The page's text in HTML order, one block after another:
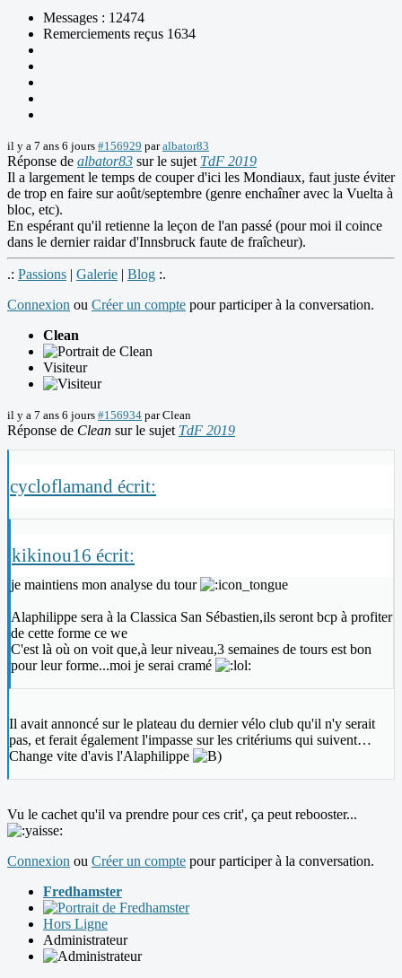
Messages : 12474
Remerciements reçus 1634
il y a 7 ans 6 jours #156929 paralbator83
Réponse de albator83 sur le sujet TdF 2019
Il a largement le temps de couper d'ici les Mondiaux, faut juste éviter
de trop en faire sur août/septembre (genre enchaîner avec la Vuelta à
bloc, etc).
En espérant qu'il retienne la leçon de l'an passé (pour moi il coince
dans le dernier raidar d'Innsbruck faute de fraîcheur).
.: Passions | Galerie | Blog :.
Connexion ou Créer un compte pour participer à la conversation.
Clean
Visiteur
il y a 7 ans 6 jours #156934 parClean
Réponse de Clean sur le sujet TdF 2019
cycloflamand écrit:
kikinou16 écrit:
je maintiens mon analyse du tour
Alaphilippe sera à la Classica San Sébastien,ils seront bcp à profiter
de cette forme ce we
C'est là où on voit que,à leur niveau,3 semaines de tours est bon
pour leur forme...moi je serai cramé
Il avait annoncé sur le plateau du dernier vélo club qu'il n'y serait
pas, et ferait également l'impasse sur les critériums qui suivent…
Change vite d'avis l'Alaphilippe
Vu le cachet qu'il va prendre pour ces crit', ça peut rebooster...
Connexion ou Créer un compte pour participer à la conversation.
Fredhamster
Hors Ligne
Administrateur